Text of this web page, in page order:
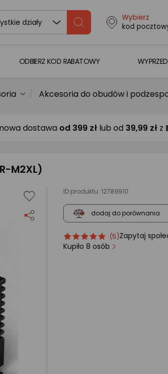
działy
Wybierz
kod
ODBIERZ KOD RABATOWY
Akcesoria do obudów i
dostawa od 399 zł lub od 39,99 zł z
M2XL)
ID produktu: 12789910
dodaj do porównania
ocena
produktu
Ocena
produktu
(5)Zapytaj
Kupiło 8 osób